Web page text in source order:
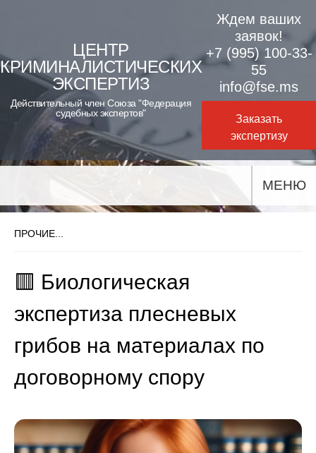
content
ЦЕНТР
КРИМИНАЛИСТИЧЕСКИХ
ЭКСПЕРТИЗ
Действительный член Союза "Федерация
судебных экспертов"
Ждем ваших
заявок!
+7 (995) 100-33-
55
info@fse.ms
Заказать
экспертизу
МЕНЮ
ПРОЧИЕ...
🟥 Биологическая
экспертиза плесневых
грибов на материалах по
договорному спору